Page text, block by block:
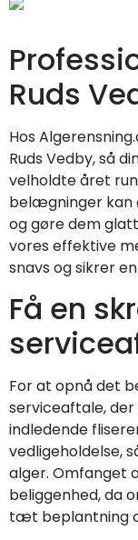
Ruds
Hos
Ruds Vedby, så
velholdte året
belægninger kan
og gøre dem
vores effektive
snavs og sikrer
Få en
For at opnå det
serviceaftale,
indledende
vedligeholdelse,
alger. Omfanget
beliggenhed, da
tæt beplantning